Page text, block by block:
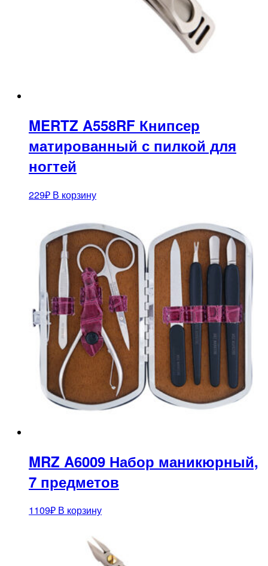
MERTZ A558RF Книпсер
матированный с пилкой для
ногтей
229₽ В корзину
MRZ A6009 Набор маникюрный,
7 предметов
1109₽ В корзину